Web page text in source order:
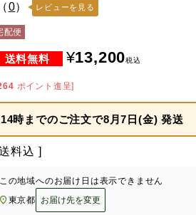
0） レビューを見る
配便
¥13,200税込
ポイント進呈]
14時までのご注文で8月7日(金) 発送
料込
の地域へのお届け日は表示できません
東京都
お届け先を変更